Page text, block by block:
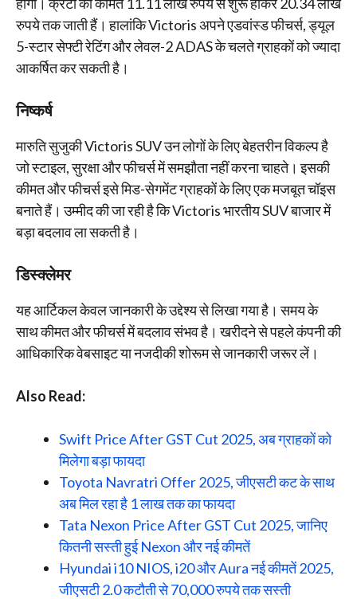
रुपये तक जाती हैं। हालांकि Victoris अपने एडवांस्ड फीचर्स, ड्यूल
5-स्टार सेफ्टी रेटिंग और लेवल-2 ADAS के चलते ग्राहकों को ज्यादा
आकर्षित कर सकती है।
निष्कर्ष
मारुति सुजुकी Victoris SUV उन लोगों के लिए बेहतरीन विकल्प है
जो स्टाइल, सुरक्षा और फीचर्स में समझौता नहीं करना चाहते। इसकी
कीमत और फीचर्स इसे मिड-सेगमेंट ग्राहकों के लिए एक मजबूत चॉइस
बनाते हैं। उम्मीद की जा रही है कि Victoris भारतीय SUV बाजार में
बड़ा बदलाव ला सकती है।
डिस्क्लेमर
यह आर्टिकल केवल जानकारी के उद्देश्य से लिखा गया है। समय के
साथ कीमत और फीचर्स में बदलाव संभव है। खरीदने से पहले कंपनी की
आधिकारिक वेबसाइट या नजदीकी शोरूम से जानकारी जरूर लें।
Also Read:
Swift Price After GST Cut 2025, अब ग्राहकों को
मिलेगा बड़ा फायदा
Toyota Navratri Offer 2025, जीएसटी कट के साथ
अब मिल रहा है 1 लाख तक का फायदा
Tata Nexon Price After GST Cut 2025, जानिए
कितनी सस्ती हुई Nexon और नई कीमतें
Hyundai i10 NIOS, i20 और Aura नई कीमतें 2025,
जीएसटी 2.0 कटौती से 70,000 रुपये तक सस्ती